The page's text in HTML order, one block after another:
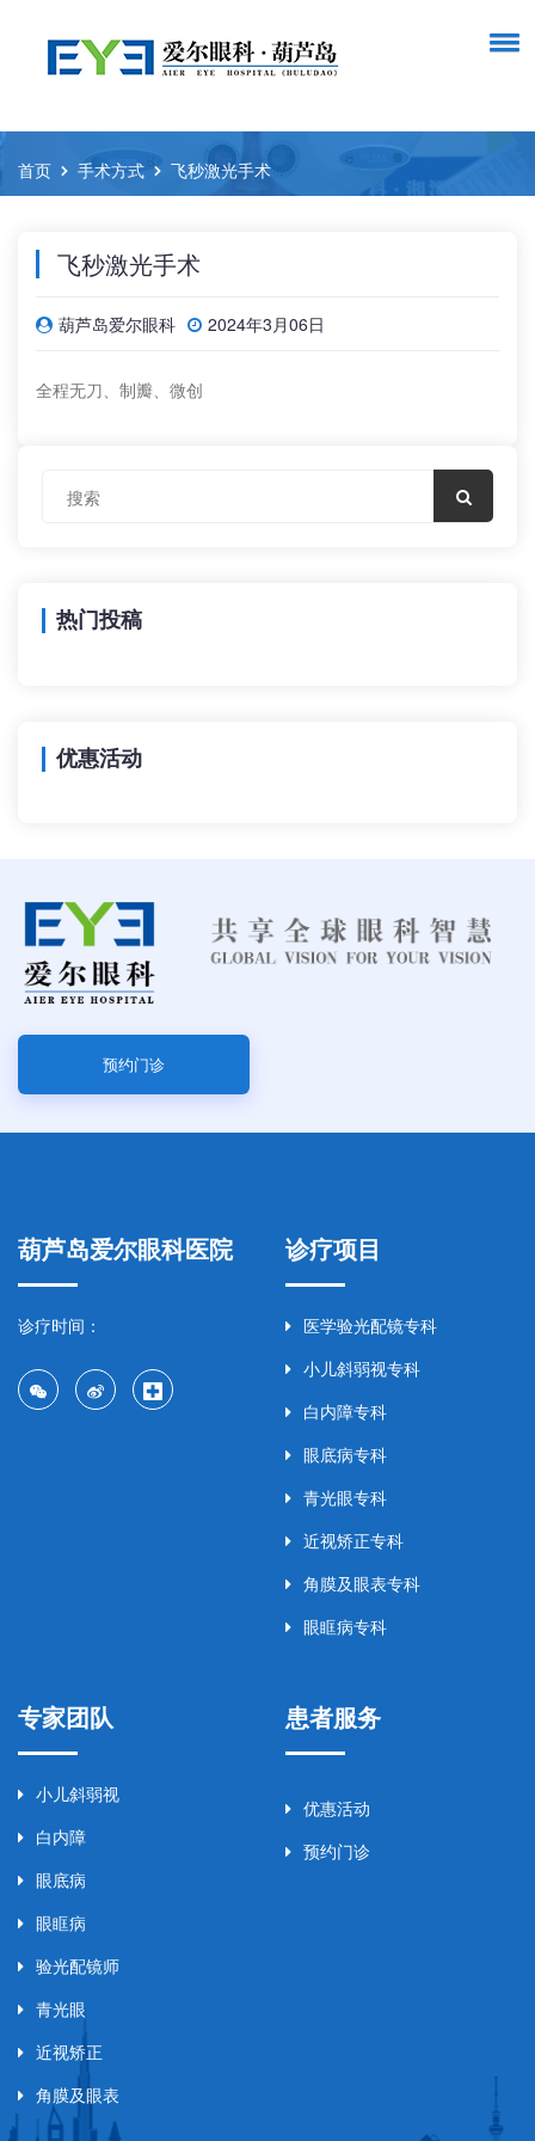
首页 手术方式 飞秒激光手术
飞秒激光手术
葫芦岛爱尔眼科 2024年3月06日
全程无刀、制瓣、微创
热门投稿
优惠活动
预约门诊
葫芦岛爱尔眼科医院
诊疗时间：
诊疗项目
医学验光配镜专科
小儿斜弱视专科
白内障专科
眼底病专科
青光眼专科
近视矫正专科
角膜及眼表专科
眼眶病专科
专家团队
小儿斜弱视
白内障
眼底病
眼眶病
验光配镜师
青光眼
近视矫正
角膜及眼表
患者服务
优惠活动
预约门诊